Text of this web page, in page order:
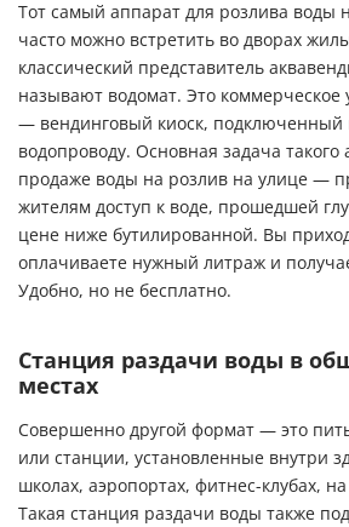
Тот самый аппарат для розлива воды
часто можно встретить во дворах
классический представитель
называют водомат. Это коммерческое
— вендинговый киоск, подключенный
водопроводу. Основная задача такого
продаже воды на розлив на улице —
жителям доступ к воде, прошедшей
цене ниже бутилированной. Вы
оплачиваете нужный литраж и
Удобно, но не бесплатно.
Станция раздачи воды в
местах
Совершенно другой формат — это
или станции, установленные внутри
школах, аэропортах, фитнес-клубах,
Такая станция раздачи воды также